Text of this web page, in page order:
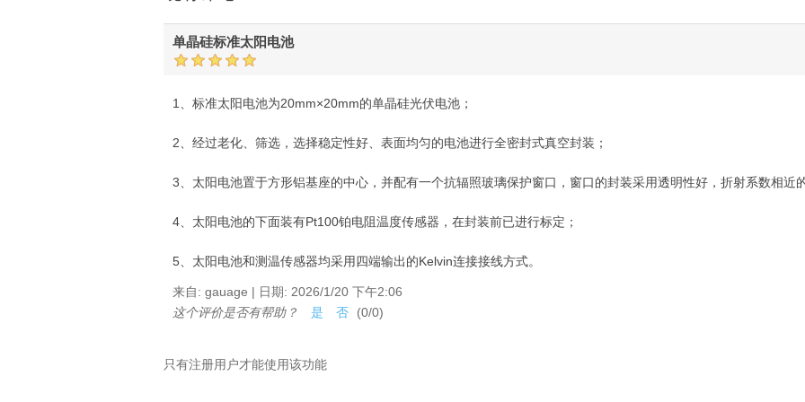
单晶硅标准太阳电池
1、标准太阳电池为20mm×20mm的单晶硅光伏电池；
2、经过老化、筛选，选择稳定性好、表面均匀的电池进行全密封式真空封装；
3、太阳电池置于方形铝基座的中心，并配有一个抗辐照玻璃保护窗口，窗口的封装采用透明性好，折射系数相近
4、太阳电池的下面装有Pt100铂电阻温度传感器，在封装前已进行标定；
5、太阳电池和测温传感器均采用四端输出的Kelvin连接接线方式。
来自: gauage | 日期: 2026/1/20 下午2:06
这个评价是否有帮助？
是 否 (0/0)
只有注册用户才能使用该功能